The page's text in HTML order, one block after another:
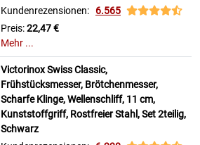
Kundenrezensionen: 6.565
Preis:22,47 €
Mehr ...
Victorinox Swiss Classic,
Frühstücksmesser, Brötchenmesser,
Scharfe Klinge, Wellenschliff, 11 cm,
Kunststoffgriff, Rostfreier Stahl, Set 2teilig,
Schwarz